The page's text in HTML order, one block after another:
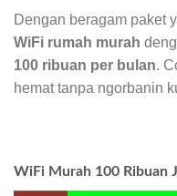
Dengan beragam paket
WiFi rumah murah
100 ribuan per bulan.
hemat tanpa ngorbanin
WiFi Murah 100 Ribuan